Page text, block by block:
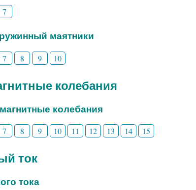
7
маятники
7 8 9 10
колебания
колебания
7 8 9 10 11 12 13 14 15
ток
тока